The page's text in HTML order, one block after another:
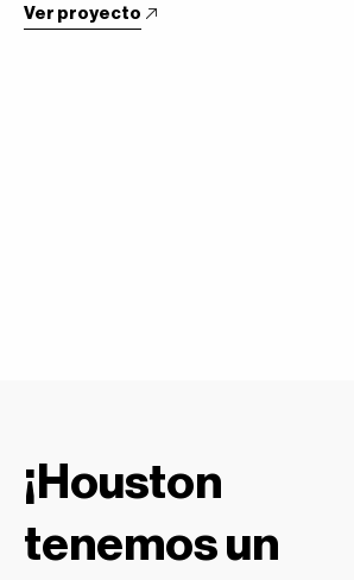
Ver proyecto
¡Houston
tenemos un